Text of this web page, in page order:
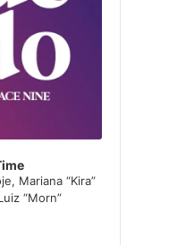
Mariana “Kira”
“Morn”